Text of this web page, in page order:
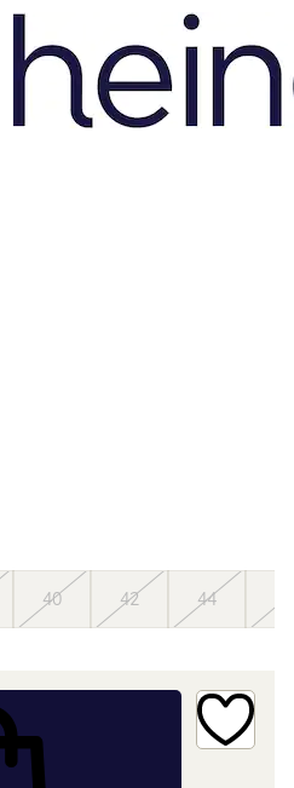
Preis: 29,99 €
40 42 44